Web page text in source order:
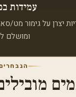
עמידות
יצרן על גימור
ומושלם